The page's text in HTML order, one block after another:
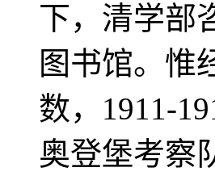
下，清学部
图书馆。惟
数，1911-
奥登堡考察